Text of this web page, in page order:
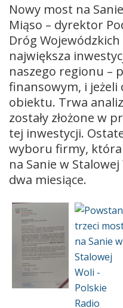
Nowy most na
Miąso – dyrektor
Dróg Wojewódzkich
największa
naszego regionu –
finansowym, i
obiektu. Trwa
zostały złożone w
tej inwestycji.
wyboru firmy,
na Sanie w
dwa miesiące.